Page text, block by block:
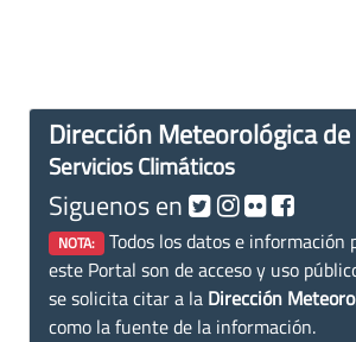
Dirección Meteorológica
Servicios Climáticos
Siguenos en
NOTA: Todos los datos e información
este Portal son de acceso y uso
se solicita citar a la Dirección
como la fuente de la información.